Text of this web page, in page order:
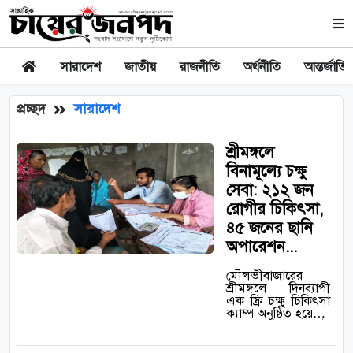
সারাদেশ জাতীয় রাজনীতি অর্থনীতি
প্রচ্ছদ সারাদেশ
শ্রীমঙ্গলে
বিনামূল্যে চক্ষু
সেবা: ২১২ জন
রোগীর চিকিৎসা,
৪৫ জনের ছানি
অপারেশন...
মৌলভীবাজারের
শ্রীমঙ্গলে দিনব্যাপী
এক ফ্রি চক্ষু চিকিৎসা
ক্যাম্প অনুষ্ঠিত হয়েছে।